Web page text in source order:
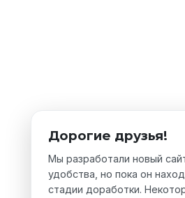
Дорогие друзья!
Мы разработали новый
удобства, но пока он
стадии доработки.